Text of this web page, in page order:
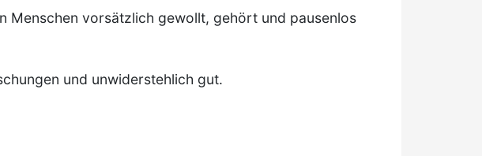
Menschen vorsätzlich gewollt, gehört und pausenlos
und unwiderstehlich gut.